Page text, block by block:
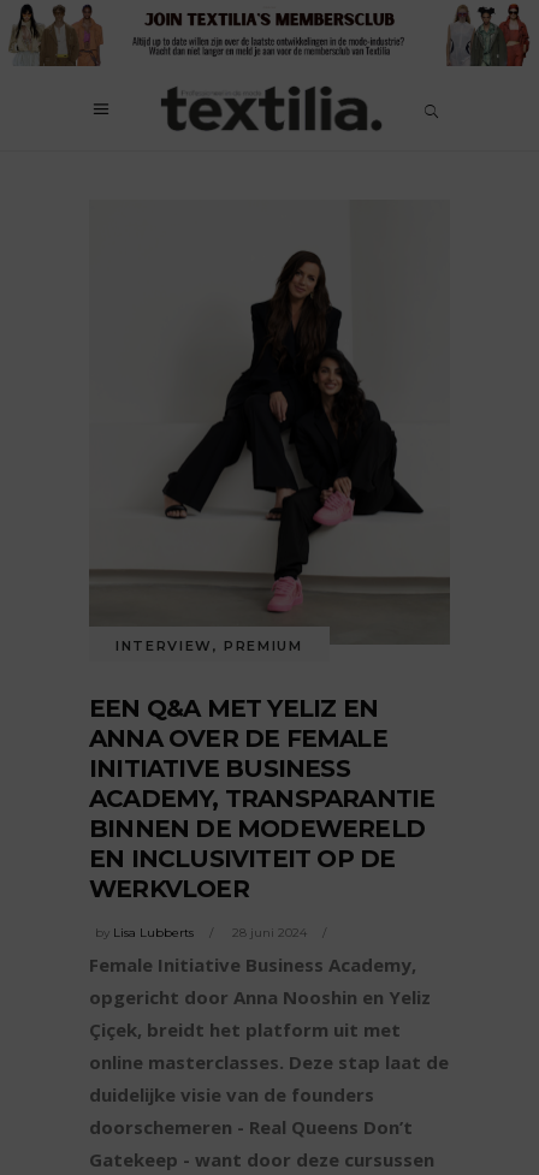
INTERVIEW , PREMIUM
EEN Q&A MET YELIZ EN
ANNA OVER DE FEMALE
INITIATIVE BUSINESS
ACADEMY, TRANSPARANTIE
BINNEN DE MODEWERELD
EN INCLUSIVITEIT OP DE
WERKVLOER
by Lisa Lubberts 28 juni 2024
Female Initiative Business Academy,
opgericht door Anna Nooshin en Yeliz
Çiçek, breidt het platform uit met
online masterclasses. Deze stap laat de
duidelijke visie van de founders
doorschemeren - Real Queens Don’t
Gatekeep - want door deze cursussen